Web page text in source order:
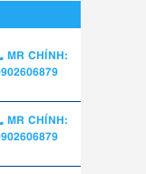
MR CHÍNH:
MR CHÍNH: